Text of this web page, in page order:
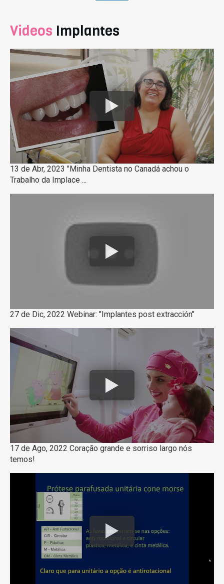
Videos Implantes
13 de Abr, 2023 "Minha Dentista no Canadá achou o
Trabalho da Implace ...
27 de Dic, 2022 Webinar: "Implantes post extracción"
17 de Ago, 2022 Coração grande e sorriso largo nós
temos!